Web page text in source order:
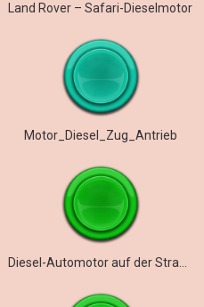
Land Rover – Safari-Dieselmotor
Motor_Diesel_Zug_Antrieb